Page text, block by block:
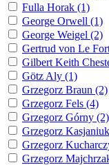
Fulla Horak (1)
George Orwell (1)
George Weigel (2)
Gertrud von Le
Gilbert Keith
Götz Aly (1)
Grzegorz Braun (2)
Grzegorz Fels (4)
Grzegorz Górny (2)
Grzegorz
Grzegorz
Grzegorz